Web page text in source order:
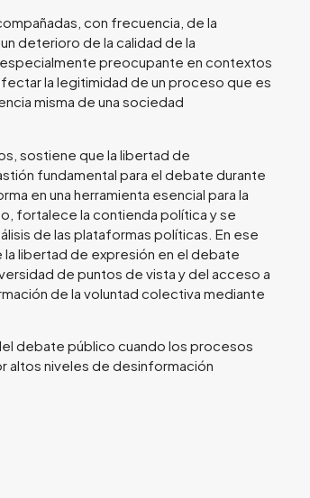
con frecuencia, de la
deterioro de la calidad de la
preocupante en contextos
la legitimidad de un proceso que es
misma de una sociedad
sostiene que la libertad de
fundamental para el debate durante
en una herramienta esencial para la
fortalece la contienda política y se
de las plataformas políticas. En ese
libertad de expresión en el debate
de puntos de vista y del acceso a
de la voluntad colectiva mediante
debate público cuando los procesos
altos niveles de desinformación